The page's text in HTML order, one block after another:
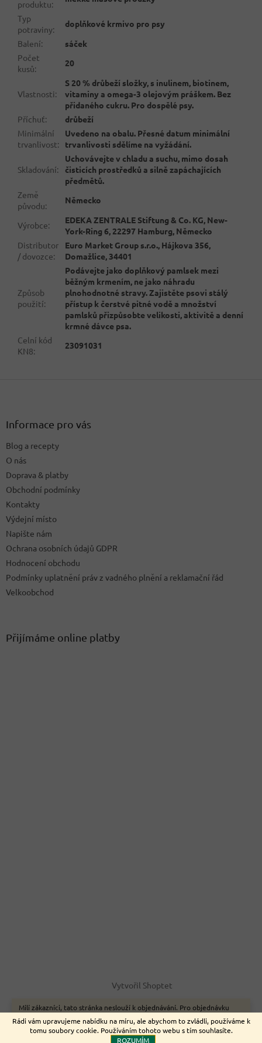
Rádi vám upravujeme nabídku na míru, ale abychom to zvládli, používáme k
tomu soubory cookie. Používáním tohoto webu s tím souhlasíte.
ROZUMÍM
Milí zákazníci, tato stránka neslouží k objednávání. Pro objednávku
zboží on-line využijte naše webové stránky www.nemeckyeshop.cz
Děkujeme.
produktu:
Typ
potraviny:
doplňkové krmivo pro psy
Balení:
sáček
Počet
kusů:
20
Vlastnosti:
S 20 % drůbeží složky, s inulinem, biotinem,
vitaminy a omega-3 olejovým práškem. Bez
přidaného cukru. Pro dospělé psy.
Příchuť:
drůbeží
Minimální
trvanlivost:
Uvedeno na obalu. Přesné datum minimální
trvanlivosti sdělíme na vyžádání.
Skladování:
Uchovávejte v chladu a suchu, mimo dosah
čisticích prostředků a silně zapáchajících
předmětů.
Země
původu:
Německo
Výrobce:
EDEKA ZENTRALE Stiftung & Co. KG, New-
York-Ring 6, 22297 Hamburg, Německo
Distributor
/ dovozce:
Euro Market Group s.r.o., Hájkova 356,
Domažlice, 34401
Způsob
použití:
Podávejte jako doplňkový pamlsek mezi
běžným krmením, ne jako náhradu
plnohodnotné stravy. Zajistěte psovi stálý
přístup k čerstvé pitné vodě a množství
pamlsků přizpůsobte velikosti, aktivitě a denní
krmné dávce psa.
Celní kód
KN8:
23091031
Informace pro vás
Blog a recepty
O nás
Doprava & platby
Obchodní podmínky
Kontakty
Výdejní místo
Napište nám
Ochrana osobních údajů GDPR
Hodnocení obchodu
Podmínky uplatnění práv z vadného plnění a reklamační řád
Velkoobchod
Přijímáme online platby
Vytvořil Shoptet
Copyright 2026Euromarket. Všechna práva vyhrazena.